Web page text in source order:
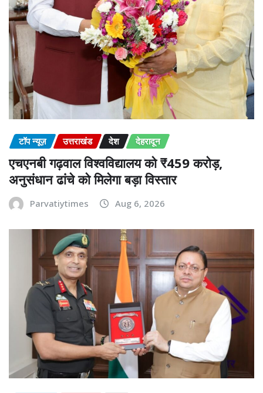
टॉप न्यूज़ उत्तराखंड देश देहरादून
एचएनबी गढ़वाल विश्वविद्यालय को ₹459 करोड़,
अनुसंधान ढांचे को मिलेगा बड़ा विस्तार
Parvatiytimes Aug 6, 2026